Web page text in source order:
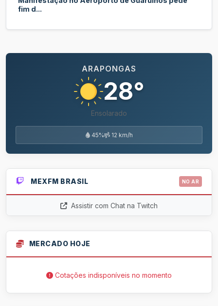
fim d...
ARAPONGAS
28°
Ensolarado
45% 12 km/h
MEXFM BRASIL NO AR
Assistir com Chat na Twitch
MERCADO HOJE
Cotações indisponíveis no momento